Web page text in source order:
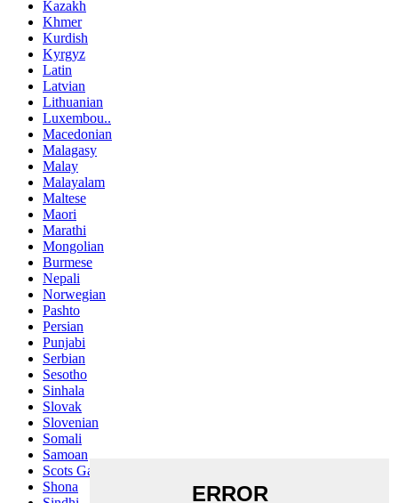
Kazakh
Khmer
Kurdish
Kyrgyz
Latin
Latvian
Lithuanian
Luxembou..
Macedonian
Malagasy
Malay
Malayalam
Maltese
Maori
Marathi
Mongolian
Burmese
Nepali
Norwegian
Pashto
Persian
Punjabi
Serbian
Sesotho
Sinhala
Slovak
Slovenian
Somali
Samoan
Scots Gaelic
Shona